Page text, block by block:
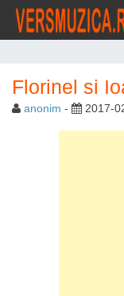
Florinel si
anonim - 2017-